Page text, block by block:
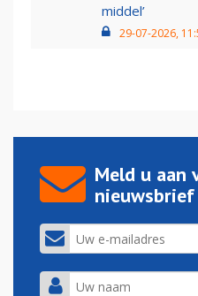
middel’
29-07-2026,
Meld u aan
nieuwsbrief